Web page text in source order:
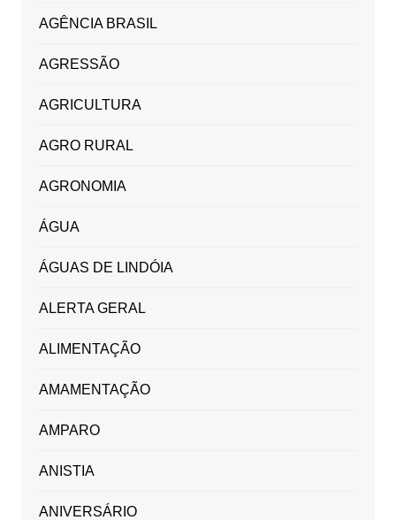
AGÊNCIA BRASIL
AGRESSÃO
AGRICULTURA
AGRO RURAL
AGRONOMIA
ÁGUA
ÁGUAS DE LINDÓIA
ALERTA GERAL
ALIMENTAÇÃO
AMAMENTAÇÃO
AMPARO
ANISTIA
ANIVERSÁRIO